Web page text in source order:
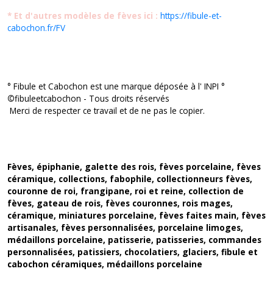
* Et d'autres modèles de fèves ici : https://fibule-et-
cabochon.fr/FV
° Fibule et Cabochon est une marque déposée à l' INPI °
©fibuleetcabochon - Tous droits réservés
Merci de respecter ce travail et de ne pas le copier.
Fèves, épiphanie, galette des rois, fèves porcelaine, fèves
céramique, collections, fabophile, collectionneurs fèves,
couronne de roi, frangipane, roi et reine, collection de
fèves, gateau de rois, fèves couronnes, rois mages,
céramique, miniatures porcelaine, fèves faites main, fèves
artisanales, fèves personnalisées, porcelaine limoges,
médaillons porcelaine, patisserie, patisseries, commandes
personnalisées, patissiers, chocolatiers, glaciers, fibule et
cabochon céramiques, médaillons porcelaine